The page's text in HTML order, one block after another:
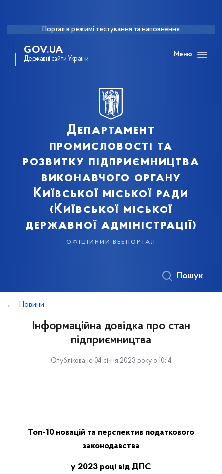
Портал в режимі тестування та наповнення
GOV.UA
Державні сайти України
Меню
Департамент
промисловості та
розвитку підприємництва
виконавчого органу
Київської міської ради
(Київської міської
державної адміністрації)
офіційний вебпортал
Пошук
Новини
Інформаційна довідка про стан
підприємництва
Опубліковано 04 січня 2023 року о 10:14
Топ-10 новацій та перспектив податкового
законодавства
у 2023 році від ДПС